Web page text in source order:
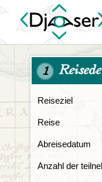
1
Reiseziel
Reise
Abreisedatum
Anzahl der